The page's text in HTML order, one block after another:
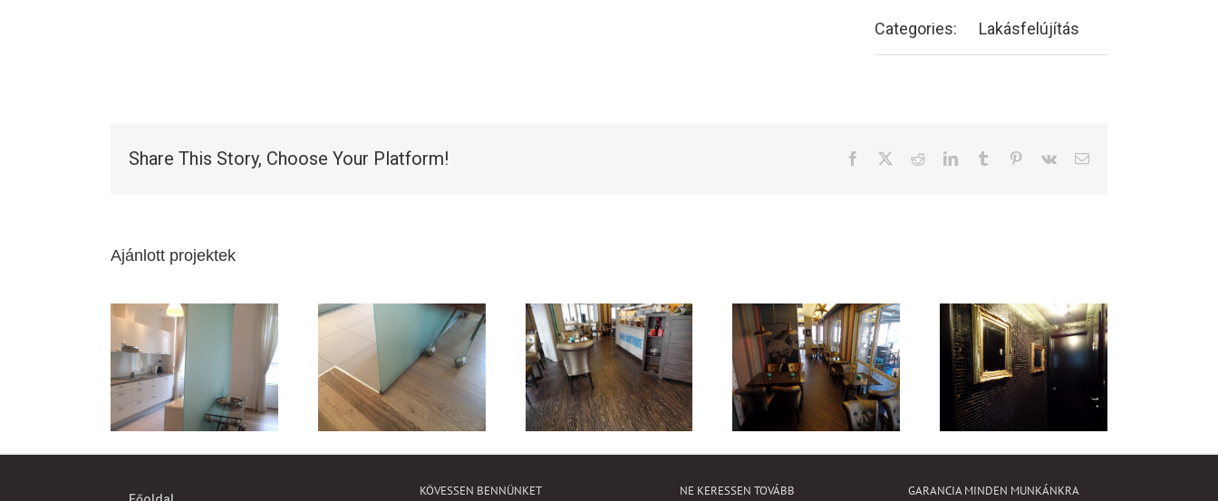
Categories: Lakásfelújítás
Share This Story, Choose Your Platform! Facebook RedditLinkedInTumblr Pinterest
Vk Email:
Ajánlott projektek
KÖVESSEN BENNÜNKET NE KERESSEN TOVÁBB GARANCIA MINDEN MUNKÁNKRA